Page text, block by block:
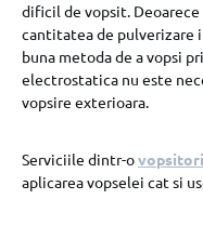
dificil de vopsit.
cantitatea de pulverizare
buna metoda de a vopsi
electrostatica nu este
vopsire exterioara.
Serviciile dintr-o
aplicarea vopselei cat si